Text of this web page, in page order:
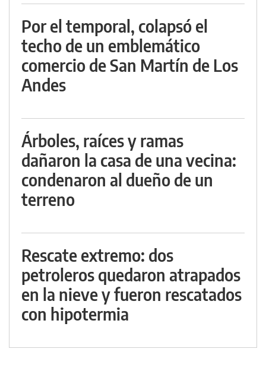
Por el temporal, colapsó el
techo de un emblemático
comercio de San Martín de Los
Andes
Árboles, raíces y ramas
dañaron la casa de una vecina:
condenaron al dueño de un
terreno
Rescate extremo: dos
petroleros quedaron atrapados
en la nieve y fueron rescatados
con hipotermia